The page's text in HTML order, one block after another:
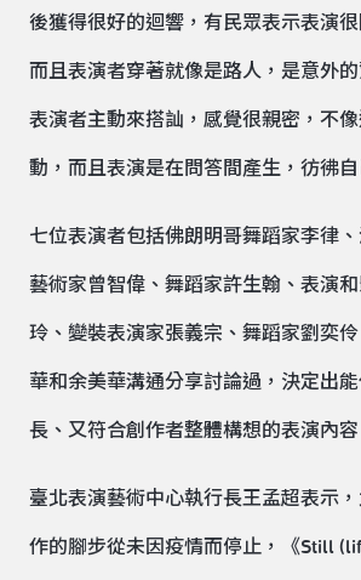
後獲得很好的迴響，有民眾表示表演很
而且表演者穿著就像是路人，是意外
表演者主動來搭訕，感覺很親密，不
動，而且表演是在問答間產生，彷彿自
七位表演者包括佛朗明哥舞蹈家李律
藝術家曾智偉、舞蹈家許生翰、表演
玲、變裝表演家張義宗、舞蹈家劉奕
華和余美華溝通分享討論過，決定出
長、又符合創作者整體構想的表演內容
臺北表演藝術中心執行長王孟超表示
作的腳步從未因疫情而停止，《Still